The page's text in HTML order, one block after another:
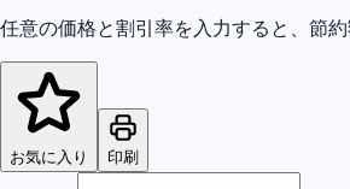
任意の価格と割引率を入力すると、節
お気に入り 印刷